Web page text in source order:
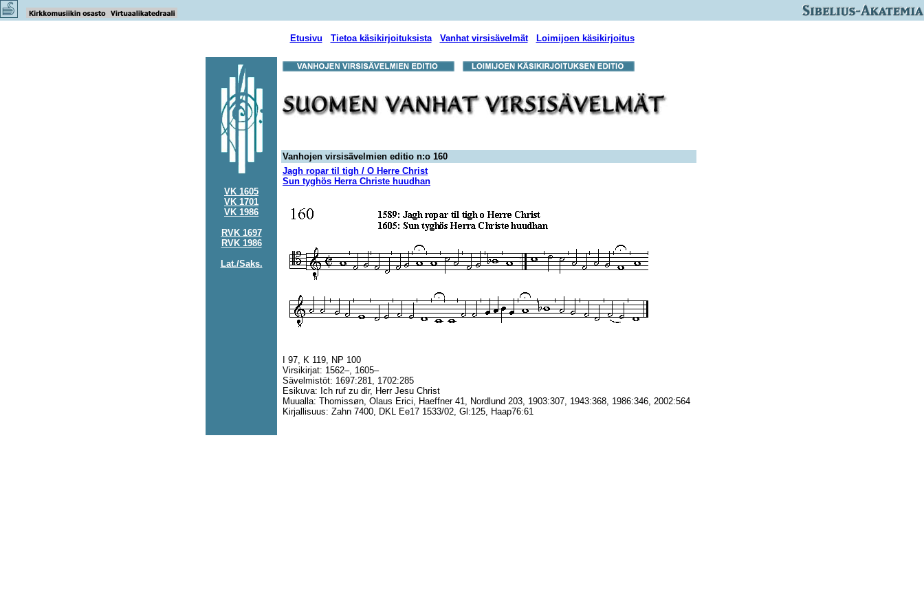
Etusivu Tietoa käsikirjoituksista Vanhat virsisävelmät Loimijoen käsikirjoitus
VK 1605
VK 1701
VK 1986
RVK 1697
RVK 1986
Lat./Saks.
Vanhojen virsisävelmien editio n:o 160
Jagh ropar til tigh / O Herre Christ
Sun tyghös Herra Christe huudhan
I 97, K 119, NP 100
Virsikirjat: 1562–, 1605–
Sävelmistöt: 1697:281, 1702:285
Esikuva: Ich ruf zu dir, Herr Jesu Christ
Muualla: Thomissøn, Olaus Erici, Haeffner 41, Nordlund 203, 1903:307, 1943:368, 1986:346, 2002:564
Kirjallisuus: Zahn 7400, DKL Ee17 1533/02, Gl:125, Haap76:61